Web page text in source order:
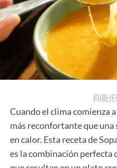
Cuando el clima comienza
más reconfortante que una
en calor. Esta receta de
es la combinación perfecta